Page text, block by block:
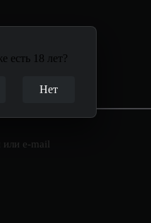
e-mail
есть 18 лет?
Нет